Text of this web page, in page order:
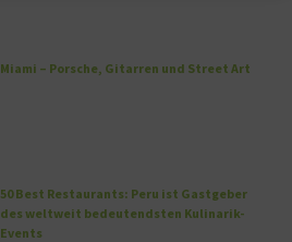
Miami – Porsche, Gitarren und Street Art
50 Best Restaurants: Peru ist Gastgeber
des weltweit bedeutendsten Kulinarik-
Events